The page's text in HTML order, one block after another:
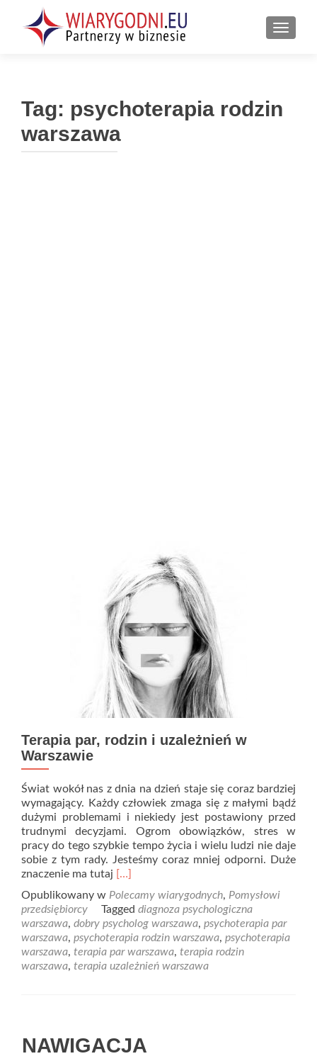
Tag: psychoterapia rodzin
warszawa
Terapia par, rodzin i uzależnień w
Warszawie
Świat wokół nas z dnia na dzień staje się coraz bardziej
wymagający. Każdy człowiek zmaga się z małymi bądź
dużymi problemami i niekiedy jest postawiony przed
trudnymi decyzjami. Ogrom obowiązków, stres w
pracy do tego szybkie tempo życia i wielu ludzi nie daje
sobie z tym rady. Jesteśmy coraz mniej odporni. Duże
znaczenie ma tutaj Read
about
Terapia
par,
rodzin
i
uzależnień
[…]
Opublikowany w Polecamy wiarygodnych, Pomysłowi
przedsiębiorcy
Tagged diagnoza psychologiczna
warszawa, dobry psycholog warszawa, psychoterapia par
warszawa, psychoterapia rodzin warszawa, psychoterapia
warszawa, terapia par warszawa, terapia rodzin
warszawa, terapia uzależnień warszawa
NAWIGACJA